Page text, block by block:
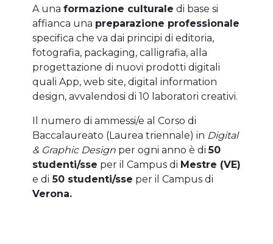
A una formazione culturale di base si
affianca una preparazione professionale
specifica che va dai principi di editoria,
fotografia, packaging, calligrafia, alla
progettazione di nuovi prodotti digitali
quali App, web site, digital information
design, avvalendosi di 10 laboratori creativi.
Il numero di ammessi/e al Corso di
Baccalaureato (Laurea triennale) in Digital
& Graphic Designper ogni anno è di50
studenti/sse per il Campus di Mestre (VE)
e di 50 studenti/sse per il Campus di
Verona.